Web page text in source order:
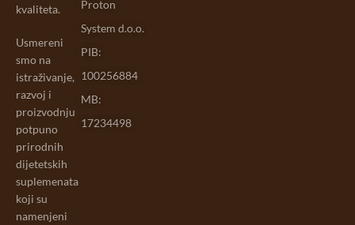
kvaliteta.
Usmereni
smo na
istraživanje,
razvoj i
proizvodnju
potpuno
prirodnih
dijetetskih
suplemenata
koji su
namenjeni
Proton
System d.o.o.
PIB:
100256884
MB:
17234498